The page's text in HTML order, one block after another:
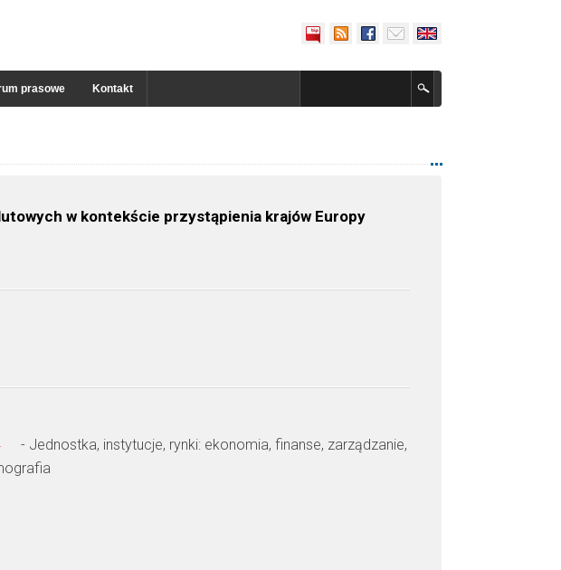
prasowe Kontakt
w kontekście przystąpienia krajów Europy
- Jednostka, instytucje, rynki: ekonomia, finanse, zarządzanie,